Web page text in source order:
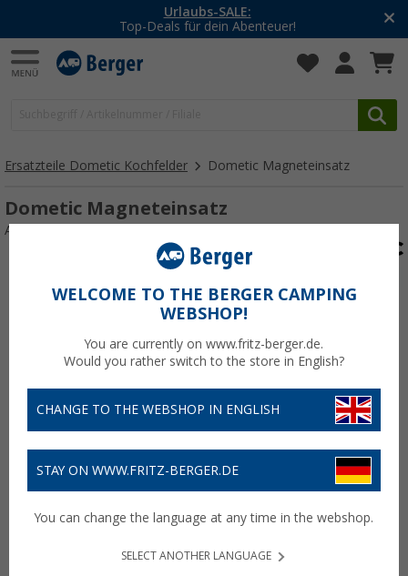
Urlaubs-SALE:
Top-Deals für dein Abenteuer!
Ersatzteile Dometic Kochfelder Dometic Magneteinsatz
Dometic Magneteinsatz
Art.-Nr.: 114213
WELCOME TO THE BERGER CAMPING
WEBSHOP!
You are currently on www.fritz-berger.de.
Would you rather switch to the store in English?
CHANGE TO THE WEBSHOP IN ENGLISH
STAY ON WWW.FRITZ-BERGER.DE
You can change the language at any time in the webshop.
SELECT ANOTHER LANGUAGE